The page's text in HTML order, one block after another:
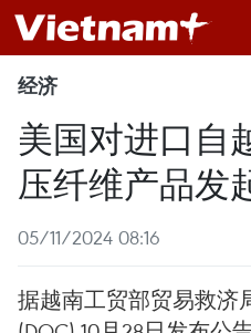
经济
美国对进口自
压纤维产品发
05/11/2024 08:16
据越南工贸部贸易救济